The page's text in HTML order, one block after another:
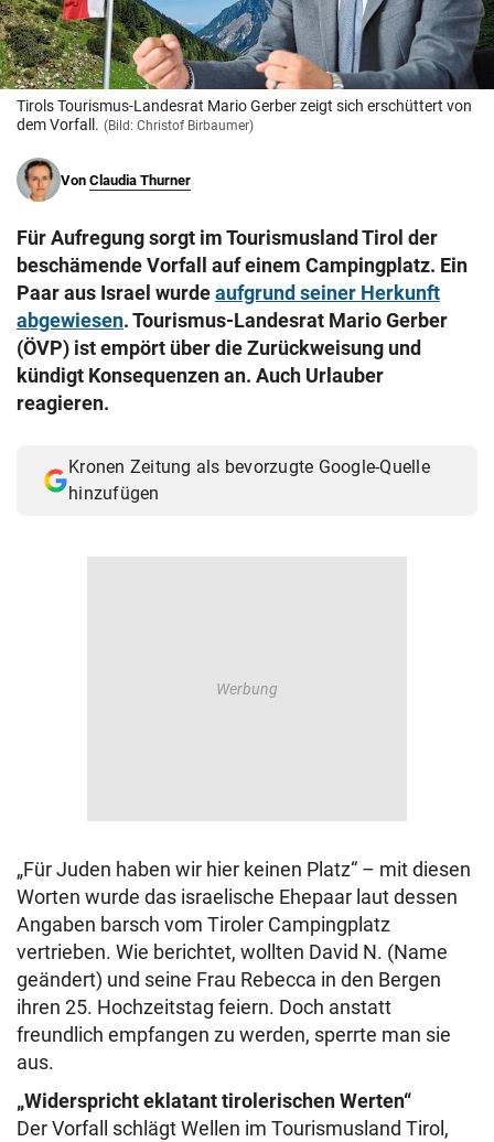
© Krone Multimedia GmbH & Co KG 2026
Muthgasse 2, 1190 Wien
Tirols Tourismus-Landesrat Mario Gerber zeigt sich erschüttert von
dem Vorfall. (Bild: Christof Birbaumer)
Von Claudia Thurner
Für Aufregung sorgt im Tourismusland Tirol der
beschämende Vorfall auf einem Campingplatz. Ein
Paar aus Israel wurdeaufgrund seiner Herkunft
abgewiesen. Tourismus-Landesrat Mario Gerber
(ÖVP) ist empört über die Zurückweisung und
kündigt Konsequenzen an. Auch Urlauber
reagieren.
Kronen Zeitung als bevorzugte Google-Quelle
hinzufügen
„Für Juden haben wir hier keinen Platz“ – mit diesen
Worten wurde das israelische Ehepaar laut dessen
Angaben barsch vom Tiroler Campingplatz
vertrieben. Wie berichtet, wollten David N. (Name
geändert) und seine Frau Rebecca in den Bergen
ihren 25. Hochzeitstag feiern. Doch anstatt
freundlich empfangen zu werden, sperrte man sie
aus.
„Widerspricht eklatant tirolerischen Werten“
Der Vorfall schlägt Wellen im Tourismusland Tirol,